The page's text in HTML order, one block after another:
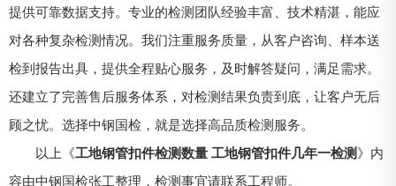
提供可靠数据支持。专业的检测团队经验丰富、技术精湛，能应
对各种复杂检测情况。我们注重服务质量，从客户咨询、样本送
检到报告出具，提供全程贴心服务，及时解答疑问，满足需求。
还建立了完善售后服务体系，对检测结果负责到底，让客户无后
顾之忧。选择中钢国检，就是选择高品质检测服务。
以上《工地钢管扣件检测数量 工地钢管扣件几年一检测 》内
容由中钢国检张工整理，检测事宜请联系工程师。